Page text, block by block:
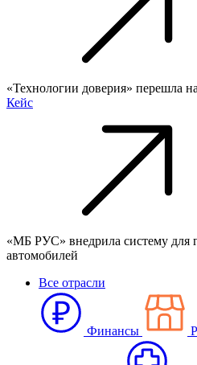
«Технологии доверия» перешла
Кейс
«МБ РУС» внедрила систему для
автомобилей
Все отрасли
Финансы